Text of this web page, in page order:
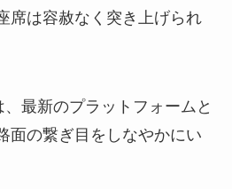
席は容赦なく突き上げられ
最新のプラットフォームと
面の繋ぎ目をしなやかにい